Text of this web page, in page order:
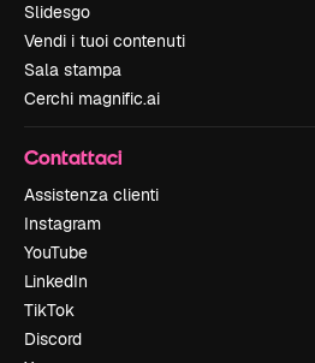
Slidesgo
Vendi i tuoi contenuti
Sala stampa
Cerchi magnific.ai
Contattaci
Assistenza clienti
Instagram
YouTube
LinkedIn
TikTok
Discord